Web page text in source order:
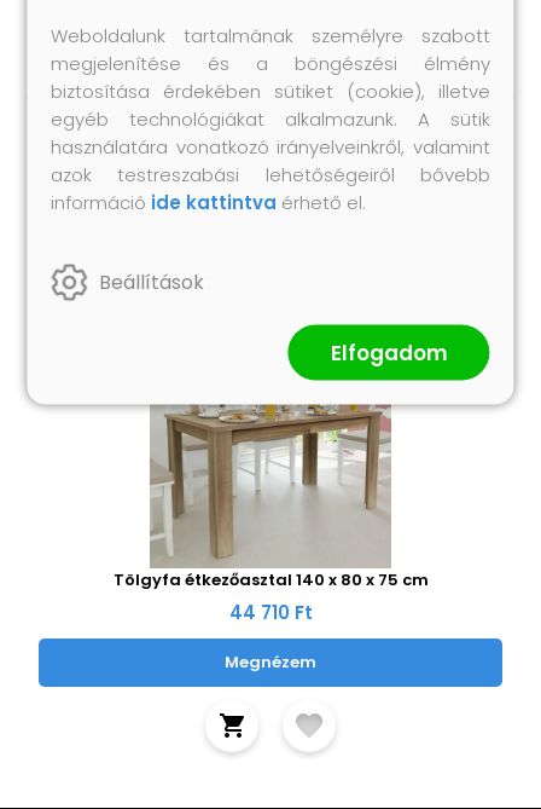
Hasonló termékek
Tölgyfa étkezőasztal 140 x 80 x 75 cm
44 710 Ft
Megnézem
Weboldalunk tartalmának személyre szabott
megjelenítése és a böngészési élmény
biztosítása érdekében sütiket (cookie), illetve
egyéb technológiákat alkalmazunk. A sütik
használatára vonatkozó irányelveinkről, valamint
azok testreszabási lehetőségeiről bővebb
információ ide kattintva érhető el.
Beállítások
Elfogadom